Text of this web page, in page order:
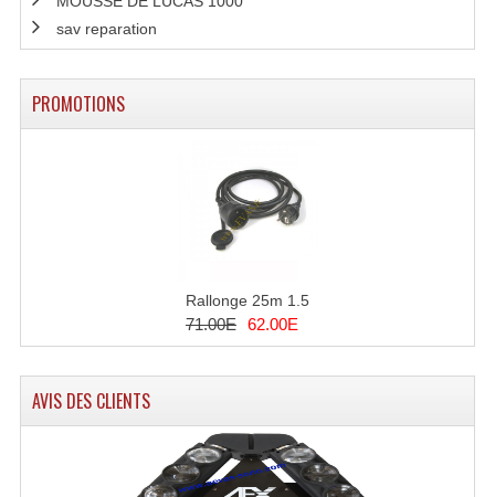
sav reparation
PROMOTIONS
Rallonge 25m 1.5
71.00E 62.00E
AVIS DES CLIENTS